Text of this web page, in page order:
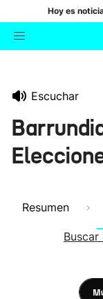
Hoy es
Escuchar
Resumen